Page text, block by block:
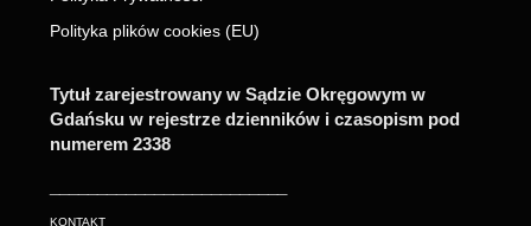
Polityka plików cookies (EU)
Tytuł zarejestrowany w Sądzie Okręgowym w
Gdańsku w rejestrze dzienników i czasopism pod
numerem 2338
KONTAKT